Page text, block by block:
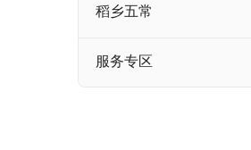
稻乡五常
服务专区